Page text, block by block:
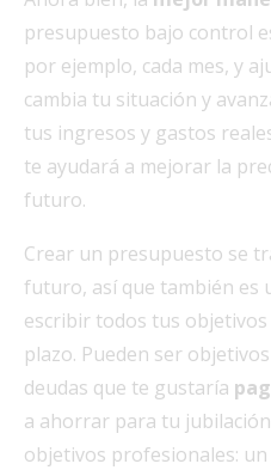
presupuesto bajo control
por ejemplo, cada mes, y
cambia tu situación y
tus ingresos y gastos
te ayudará a mejorar la
futuro.
Crear un presupuesto se
futuro, así que también es
escribir todos tus
plazo. Pueden ser
deudas que te gustaría
a ahorrar para tu
objetivos profesionales: